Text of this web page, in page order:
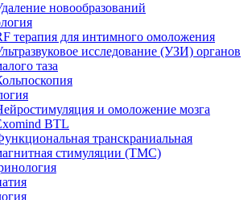
новообразований
терапия для интимного омоложения
исследование (УЗИ) органов
таза
и омоложение мозга
BTL
транскраниальная
стимуляции (ТМС)